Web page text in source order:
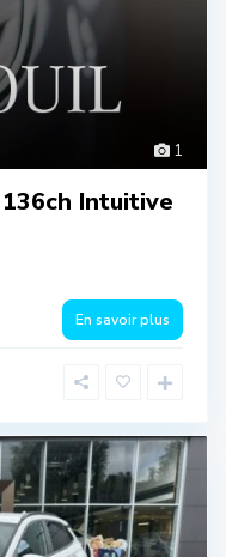
1
Intuitive
En savoir plus